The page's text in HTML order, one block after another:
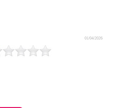
01/04/2026